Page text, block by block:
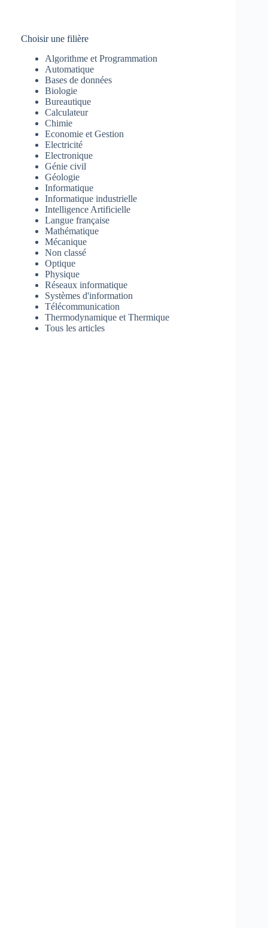
Choisir une filière
Algorithme et Programmation
Automatique
Bases de données
Biologie
Bureautique
Calculateur
Chimie
Economie et Gestion
Electricité
Electronique
Génie civil
Géologie
Informatique
Informatique industrielle
Intelligence Artificielle
Langue française
Mathématique
Mécanique
Non classé
Optique
Physique
Réseaux informatique
Systèmes d'information
Télécommunication
Thermodynamique et Thermique
Tous les articles